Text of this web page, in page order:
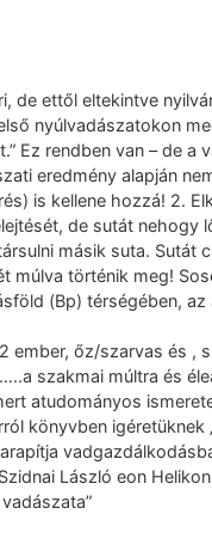
de ettől eltekintve
nyúlvadászatokon
Ez rendben van – de
eredmény alapján
is kellene hozzá! 2.
de sutát nehogy
másik suta. Sutát
múlva történik meg!
(Bp) térségében,
ember, őz/szarvas és ,
szakmai múltra és
atudományos
könyvben
László eon